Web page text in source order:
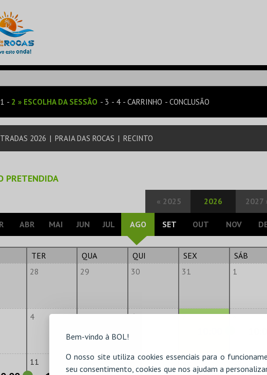
Bem-vindo à BOL!
O nosso site utiliza cookies essenciais para o
seu consentimento, cookies que nos ajudam a
1 2 » ESCOLHA DA SESSÃO 3 4 CARRINHO CONCLUSÃO
2026 | PRAIA DAS ROCAS | RECINTO
PRETENDIDA
« 2025 2026 2027
ABR MAI JUN JUL AGO SET OUT NOV
TER QUA QUI SEX
SÁB
28 29 30 31 1
4 5 6 7 8
11 12 13 14 15